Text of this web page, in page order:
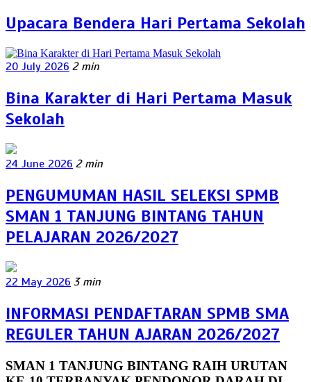
Upacara Bendera Hari Pertama Sekolah
20 July 2026 2 min
Bina Karakter di Hari Pertama Masuk
Sekolah
24 June 2026 2 min
PENGUMUMAN HASIL SELEKSI SPMB
SMAN 1 TANJUNG BINTANG TAHUN
PELAJARAN 2026/2027
22 May 2026 3 min
INFORMASI PENDAFTARAN SPMB SMA
REGULER TAHUN AJARAN 2026/2027
SMAN 1 TANJUNG BINTANG RAIH URUTAN